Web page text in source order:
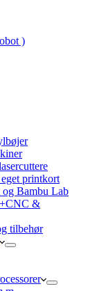
)
printkort
Bambu Lab
&
tilbehør